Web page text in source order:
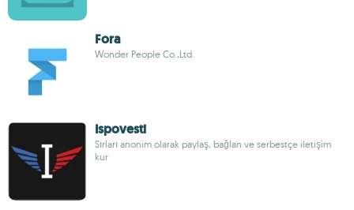
Fora
Wonder People Co.,Ltd.
Ispovesti
Sırları anonim olarak paylaş, bağlan ve serbestçe iletişim
kur